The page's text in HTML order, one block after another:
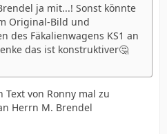
ja mit...! Sonst könnte
Original-Bild und
des Fäkalienwagens KS1 an
das ist konstruktiver🤔
von Ronny mal zu
Herrn M. Brendel